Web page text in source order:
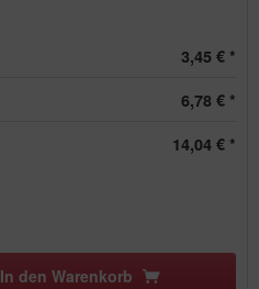
3,45 € *
6,78 € *
14,04 € *
In den Warenkorb